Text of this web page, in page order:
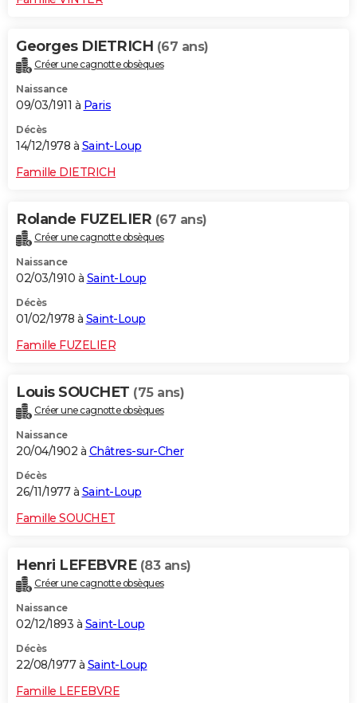
Georges DIETRICH (67 ans)
Créer une cagnotte obsèques
Naissance
09/03/1911 à Paris
Décès
14/12/1978 à Saint-Loup
Famille DIETRICH
Rolande FUZELIER (67 ans)
Créer une cagnotte obsèques
Naissance
02/03/1910 à Saint-Loup
Décès
01/02/1978 à Saint-Loup
Famille FUZELIER
Louis SOUCHET (75 ans)
Créer une cagnotte obsèques
Naissance
20/04/1902 à Châtres-sur-Cher
Décès
26/11/1977 à Saint-Loup
Famille SOUCHET
Henri LEFEBVRE (83 ans)
Créer une cagnotte obsèques
Naissance
02/12/1893 à Saint-Loup
Décès
22/08/1977 à Saint-Loup
Famille LEFEBVRE